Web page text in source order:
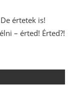
értetek is!
– érted! Érted?!